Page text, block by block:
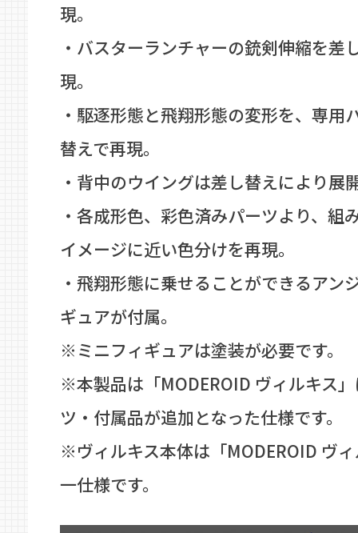
現。
・バスターランチャーの銃剣伸縮を差
現。
・駆逐形態と飛翔形態の変形を、専用
替えで再現。
・背中のウイングは差し替えにより展
・各成形色、彩色済みパーツより、組
イメージに近い色分けを再現。
・飛翔形態に乗せることができるアン
ギュアが付属。
※ミニフィギュアは塗装が必要です。
※本製品は「MODEROID ヴィルキス
ツ・付属品が追加となった仕様です。
※ヴィルキス本体は「MODEROID ヴ
一仕様です。